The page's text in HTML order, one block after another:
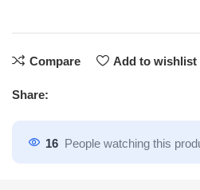
Compare Add to wishlist
Share:
16 People watching this